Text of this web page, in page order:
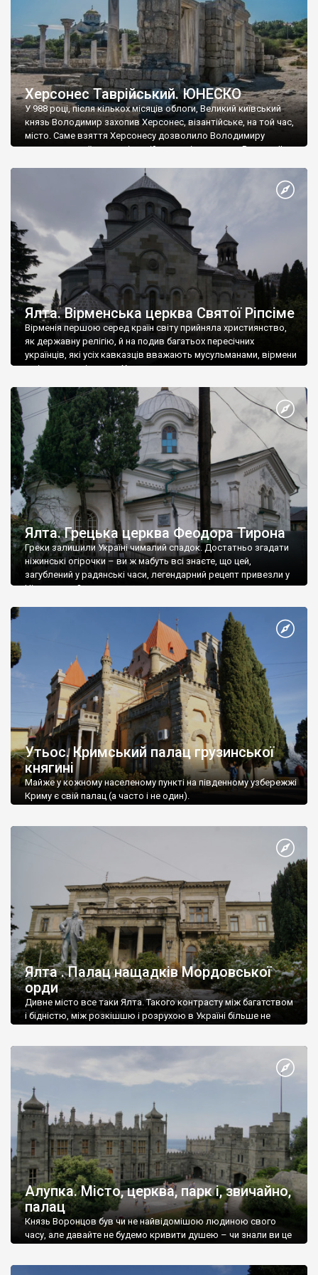
Херсонес Таврійський. ЮНЕСКО
У 988 році, після кількох місяців облоги, Великий київський
князь Володимир захопив Херсонес, візантійське, на той час,
місто. Саме взяття Херсонесу дозволило Володимиру
диктувати свої умови візантійському імператору Василю ІІ, та
Херсонесі Володимир-язичник, став Василем-християнином.
А потім було Хрещення Русі. На честь Херсонесу Таврійського
Ялта. Вірменська церква Святої Ріпсіме
Вірменія першою серед країн світу прийняла християнство,
як державну релігію, й на подив багатьох пересічних
українців, які усіх кавказців вважають мусульманами, вірмени
є відданими вірянами Христа
Ялта. Грецька церква Феодора Тирона
Греки залишили Україні чималий спадок. Достатньо згадати
ніжинські огірочки – ви ж мабуть всі знаєте, що цей,
загублений у радянські часи, легендарний рецепт привезли у
Ніжин греки?
Утьос. Кримський палац грузинської
княгині
Майже у кожному населеному пункті на південному узбережжі
Криму є свій палац (а часто і не один).
Ялта . Палац нащадків Мордовської
орди
Дивне місто все таки Ялта. Такого контрасту між багатством
і бідністю, між розкішшю і розрухою в Україні більше не
Алупка. Місто, церква, парк і, звичайно,
палац
Князь Воронцов був чи не найвідомішою людиною свого
часу, але давайте не будемо кривити душею – чи знали ви це